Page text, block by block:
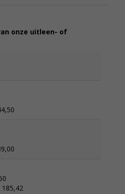
onze uitleen- of